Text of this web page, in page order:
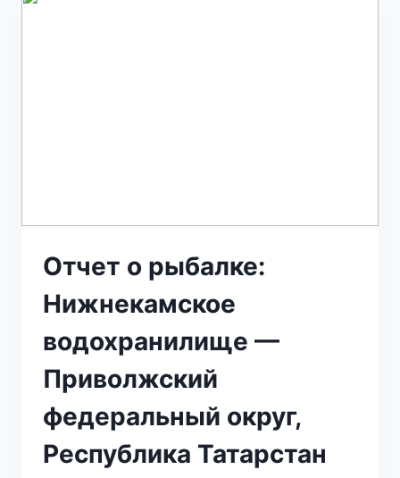
Отчет о рыбалке:
Нижнекамское
водохранилище —
Приволжский
федеральный округ,
Республика Татарстан